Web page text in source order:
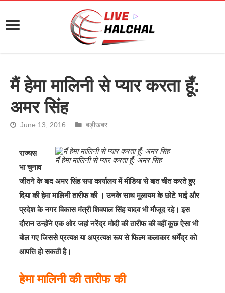
मैं हेमा मालिनी से प्यार करता हूँ:
अमर सिंह
June 13, 2016 बड़ीखबर
मैं हेमा मालिनी से प्यार करता हूँ: अमर सिंह
राज्यस
भा चुनाव
जीतने के बाद अमर सिंह सपा कार्यालय में मीडिया से बात चीत करते हुए
दिया की हेमा मालिनी तारीफ की । उनके साथ मुलायम के छोटे भाई और
प्रदेश के नगर विकास मंत्री शिवपाल सिंह यादव भी मौजूद रहे। इस
दौरान उन्होंने एक ओर जहां नरेंद्र मोदी की तारीफ की वहीं कुछ ऐसा भी
बोल गए जिससे प्रत्यक्ष या अप्रत्यक्ष रूप से फिल्म कलाकार धर्मेंद्र को
आपत्ति हो सकती है।
हेमा मालिनी की तारीफ की